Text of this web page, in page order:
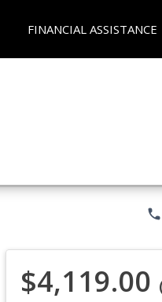
FINANCIAL ASSISTANCE
phone
$4,119.00